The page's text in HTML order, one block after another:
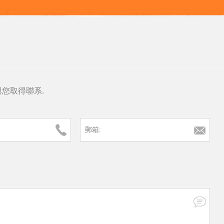
取得聯系.